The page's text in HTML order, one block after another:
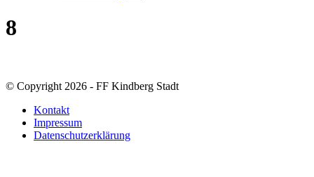
8
© Copyright 2026 - FF Kindberg Stadt
Kontakt
Impressum
Datenschutzerklärung